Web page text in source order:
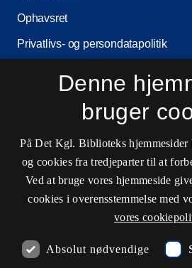
Ophavsret
Privatlivs- og persondatapolitik
Cookieindstillinger
Kontaktinformationer
Åbningstider
Denne
bruger
På Det Kgl. Biblioteks hjemmesider
og cookies fra tredjeparter til at
Ved at bruge vores hjemmeside
cookies i overensstemmelse med
vores
Absolut nødvendige